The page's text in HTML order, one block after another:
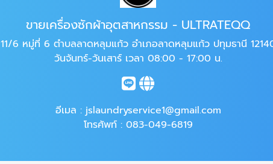
ขายเครื่องซักผ้าอุตสาหกรรม - ULTRATEQQ
11/6 หมู่ที่ 6 ตำบลลาดหลุมแก้ว อำเภอลาดหลุมแก้ว ปทุมธานี
วันจันทร์-วันเสาร์ เวลา 08:00 - 17:00 น.
อีเมล : jslaundryservice1@gmail.com
โทรศัพท์ : 083-049-6819